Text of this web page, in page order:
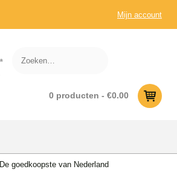
Mijn account
0 producten - €0.00
De goedkoopste van Nederland